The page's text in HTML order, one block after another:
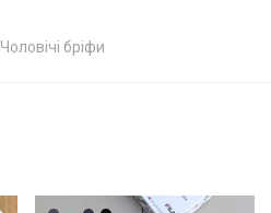
Чоловічі бріфи